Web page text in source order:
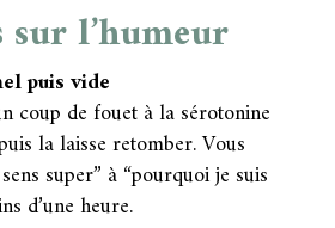
sur l’humeur
puis vide
coup de fouet à la sérotonine
la laisse retomber. Vous
super” à “pourquoi je suis
d’une heure.